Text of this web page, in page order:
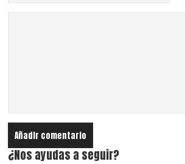
¿Nos ayudas a seguir?